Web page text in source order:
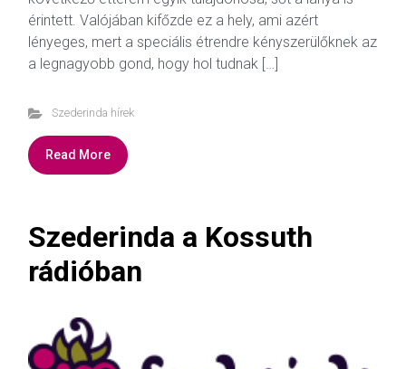
érintett. Valójában kifőzde ez a hely, ami azért
lényeges, mert a speciális étrendre kényszerülőknek az
a legnagyobb gond, hogy hol tudnak […]
Szederinda hírek
Read More
Szederinda a Kossuth
rádióban